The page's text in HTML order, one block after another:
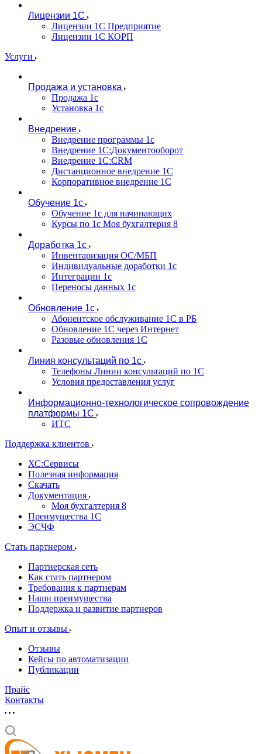
Лицензии 1С
Лицензии 1С Предприятие
Лицензии 1С КОРП
Услуги
Продажа и установка
Продажа 1с
Установка 1с
Внедрение
Внедрение программы 1с
Внедрение 1С:Документооборот
Внедрение 1С:CRM
Дистанционное внедрение 1С
Корпоративное внедрение 1С
Обучение 1с
Обучение 1с для начинающих
Курсы по 1с Моя бухгалтерия 8
Доработка 1с
Инвентаризация ОС/МБП
Индивидуальные доработки 1с
Интеграции 1с
Переносы данных 1с
Обновление 1с
Абонентское обслуживание 1С в РБ
Обновление 1С через Интернет
Разовые обновления 1С
Линия консультаций по 1с
Телефоны Линии консультаций по 1С
Условия предоставления услуг
Информационно-технологическое сопровождение
платформы 1С
ИТС
Поддержка клиентов
ХС:Сервисы
Полезная информация
Скачать
Документация
Моя бухгалтерия 8
Преимущества 1С
ЭСЧФ
Стать партнером
Партнерская сеть
Как стать партнером
Требования к партнерам
Наши преимущества
Поддержка и развитие партнеров
Опыт и отзывы
Отзывы
Кейсы по автоматизации
Публикации
Прайс
Контакты